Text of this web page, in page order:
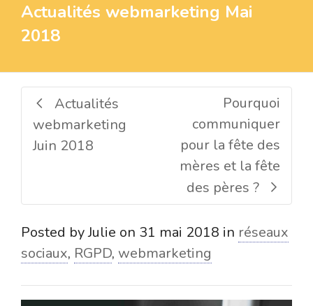
Actualités webmarketing Mai
2018
Actualités
webmarketing
Juin 2018
Pourquoi
communiquer
pour la fête des
mères et la fête
des pères ?
Posted byJulie on 31 mai 2018 in réseaux
sociaux, RGPD, webmarketing